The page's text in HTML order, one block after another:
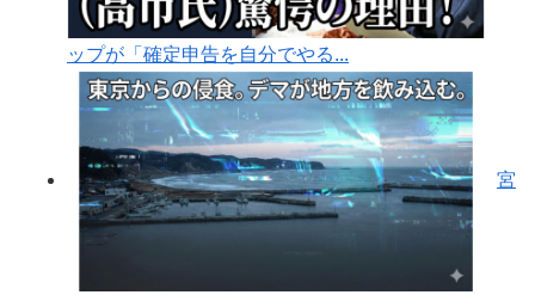
ップが「確定申告を自分でやる...
宮